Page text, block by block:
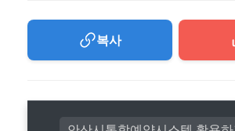
복사